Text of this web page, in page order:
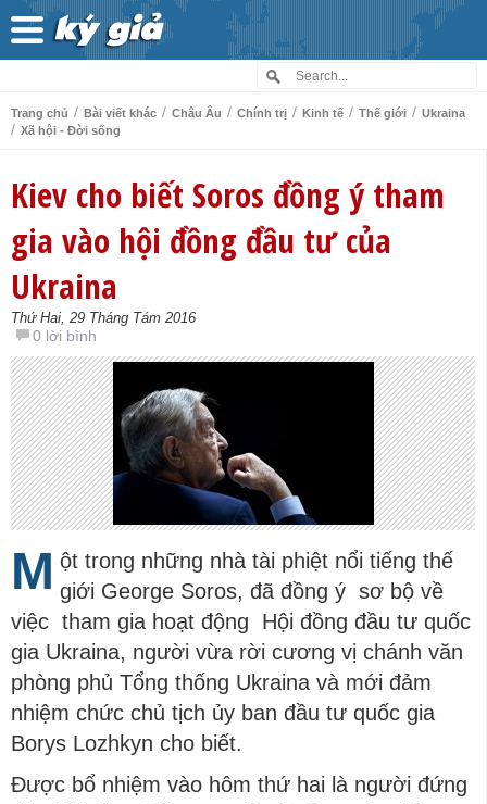
Trang chủ / Bài viết khác / Châu Âu / Chính trị / Kinh tế / Thế giới / Ukraina
/ Xã hội - Đời sống
Kiev cho biết Soros đồng ý tham
gia vào hội đồng đầu tư của
Ukraina
Thứ Hai, 29 Tháng Tám 2016
0 lời bình
M ột trong những nhà tài phiệt nổi tiếng thế
giới George Soros, đã đồng ý sơ bộ về
việc tham gia hoạt động Hội đồng đầu tư quốc
gia Ukraina, người vừa rời cương vị chánh văn
phòng phủ Tổng thống Ukraina và mới đảm
nhiệm chức chủ tịch ủy ban đầu tư quốc gia
Borys Lozhkyn cho biết.
Được bổ nhiệm vào hôm thứ hai là người đứng